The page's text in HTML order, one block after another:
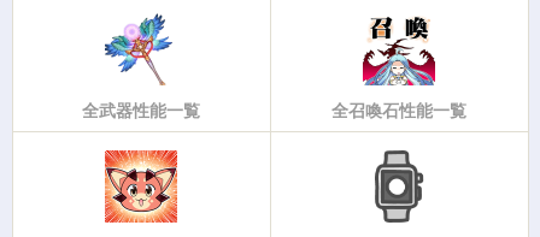
全武器性能一覧 全召喚石性能一覧